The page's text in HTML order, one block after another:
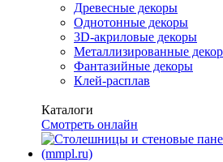
Древесные декоры
Однотонные декоры
3D-акриловые декоры
Металлизированные
Фантазийные декоры
Клей-расплав
Каталоги
Смотреть онлайн